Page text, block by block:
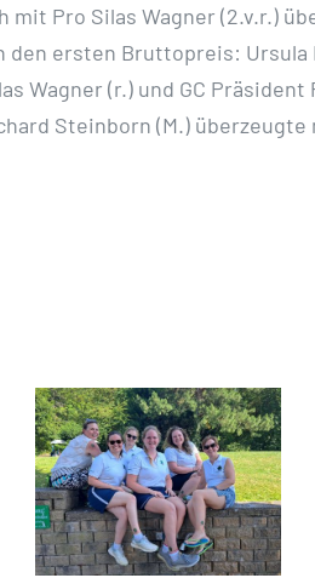
mit Pro Silas Wagner (2.v.r.)
ersten Bruttopreis: Ursula
Wagner (r.) und GC
Steinborn (M.)